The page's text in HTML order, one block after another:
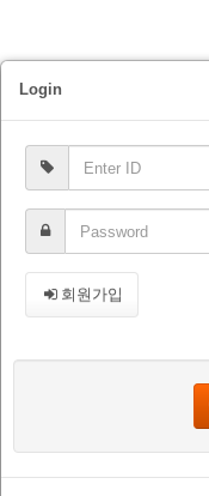
Login
회원가입